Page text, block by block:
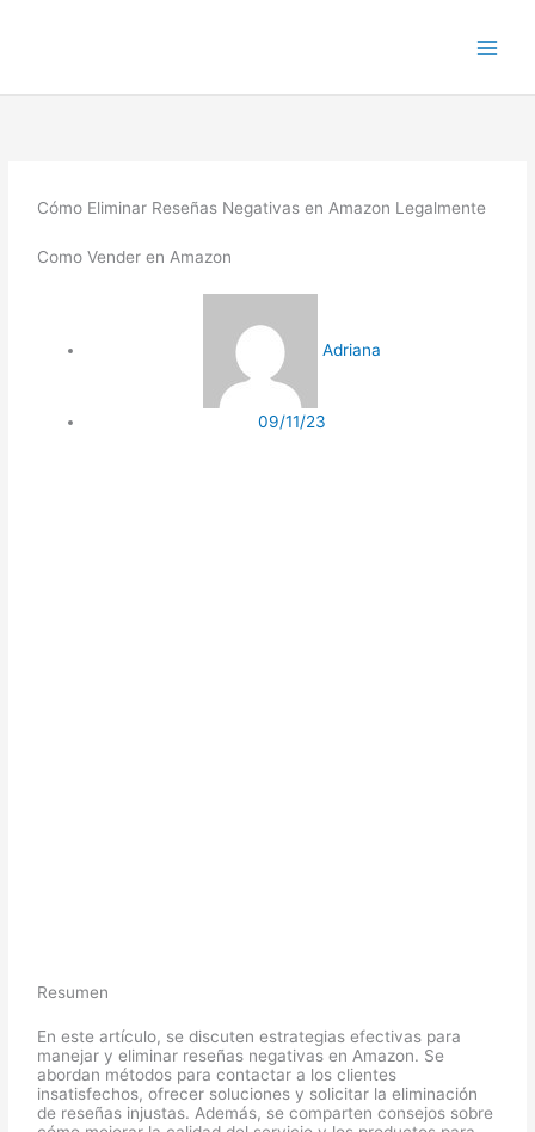
Cómo Eliminar Reseñas Negativas en Amazon Legalmente
Como Vender en Amazon
Adriana
09/11/23
Resumen
En este artículo, se discuten estrategias efectivas para
manejar y eliminar reseñas negativas en Amazon. Se
abordan métodos para contactar a los clientes
insatisfechos, ofrecer soluciones y solicitar la eliminación
de reseñas injustas. Además, se comparten consejos sobre